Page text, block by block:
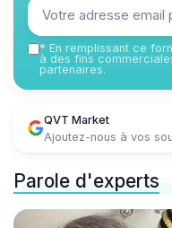
* En remplissant ce
à des fins
partenaires.
QVT Market
Ajoutez-nous à vos
Parole d'experts